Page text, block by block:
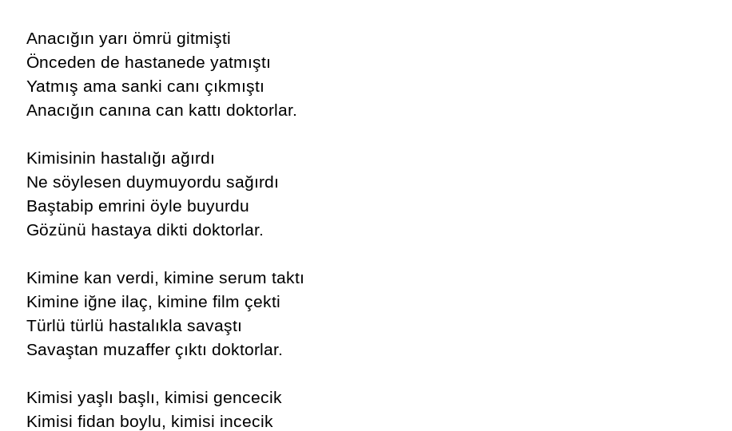
Anacığın yarı ömrü gitmişti
Önceden de hastanede yatmıştı
Yatmış ama sanki canı çıkmıştı
Anacığın canına can kattı doktorlar.
Kimisinin hastalığı ağırdı
Ne söylesen duymuyordu sağırdı
Baştabip emrini öyle buyurdu
Gözünü hastaya dikti doktorlar.
Kimine kan verdi, kimine serum taktı
Kimine iğne ilaç, kimine film çekti
Türlü türlü hastalıkla savaştı
Savaştan muzaffer çıktı doktorlar.
Kimisi yaşlı başlı, kimisi gencecik
Kimisi fidan boylu, kimisi incecik